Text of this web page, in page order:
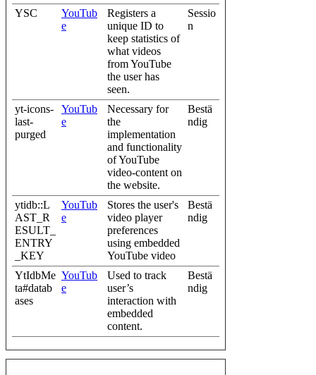
YSC
YouTub
e
Registers a
unique ID to
keep statistics of
what videos
from YouTube
the user has
seen.
Sessio
n
yt-icons-
last-
purged
YouTub
e
Necessary for
the
implementation
and functionality
of YouTube
video-content on
the website.
Bestä
ndig
ytidb::L
AST_R
ESULT_
ENTRY
_KEY
YouTub
e
Stores the user's
video player
preferences
using embedded
YouTube video
Bestä
ndig
YtIdbMe
ta#datab
ases
YouTub
e
Used to track
user’s
interaction with
embedded
content.
Bestä
ndig